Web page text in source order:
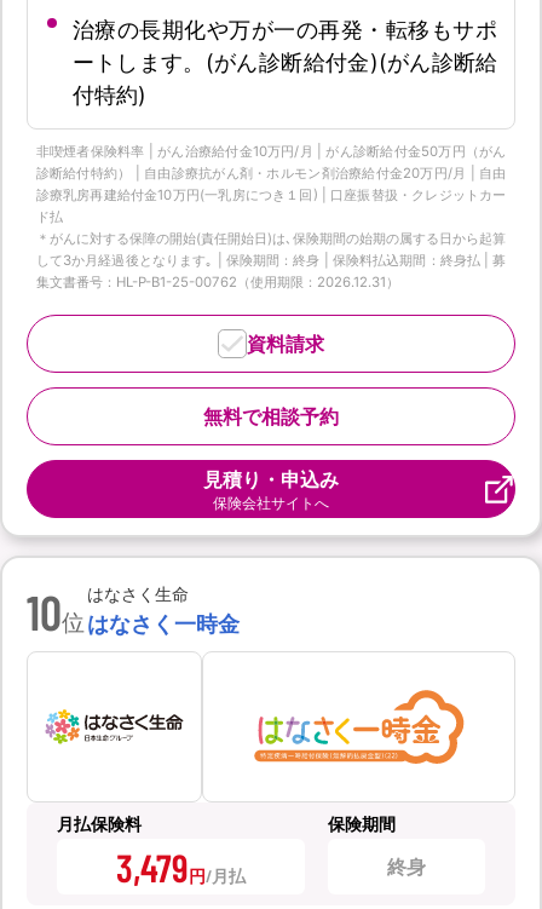
治療の長期化や万が一の再発・転移もサポ
ートします。(がん診断給付金)(がん診断給
付特約)
非喫煙者保険料率 | がん治療給付金10万円/月 | がん診断給付金50万円（がん
診断給付特約） | 自由診療抗がん剤・ホルモン剤治療給付金20万円/月 | 自由
診療乳房再建給付金10万円(一乳房につき１回) | 口座振替扱・クレジットカー
ド払
＊がんに対する保障の開始(責任開始日)は､保険期間の始期の属する日から起算
して3か月経過後となります｡ | 保険期間：終身 | 保険料払込期間：終身払 | 募
集文書番号：HL-P-B1-25-00762（使用期限：2026.12.31）
無料で相談予約
資料請求
見積り・申込み
保険会社サイトへ
10位
はなさく生命
はなさく一時金
月払保険料
3,479円
保険期間
終身